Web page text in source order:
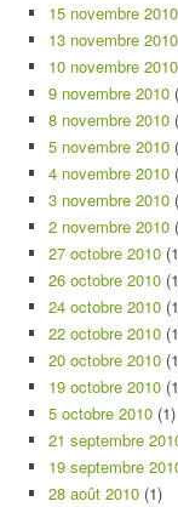
15 novembre 2010
13 novembre 2010
10 novembre 2010
9 novembre 2010
8 novembre 2010
5 novembre 2010
4 novembre 2010
3 novembre 2010
2 novembre 2010
27 octobre 2010
26 octobre 2010
24 octobre 2010
22 octobre 2010
20 octobre 2010
19 octobre 2010
5 octobre 2010 (1)
21 septembre
19 septembre
28 août 2010 (1)